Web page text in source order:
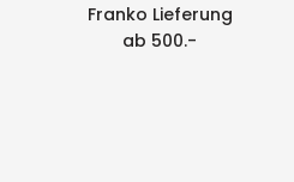
Franko Lieferung
ab 500.-